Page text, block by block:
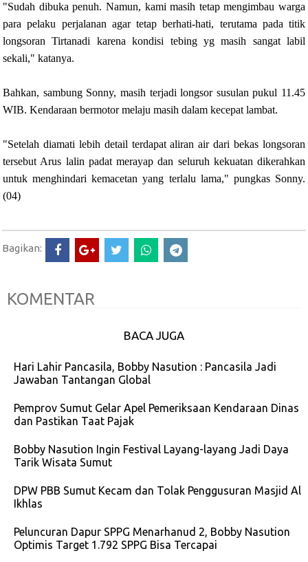
"Sudah dibuka penuh. Namun, kami masih tetap mengimbau warga
para pelaku perjalanan agar tetap berhati-hati, terutama pada titik
longsoran Tirtanadi karena kondisi tebing yg masih sangat labil
sekali," katanya.
Bahkan, sambung Sonny, masih terjadi longsor susulan pukul 11.45
WIB. Kendaraan bermotor melaju masih dalam kecepat lambat.
"Setelah diamati lebih detail terdapat aliran air dari bekas longsoran
tersebut Arus lalin padat merayap dan seluruh kekuatan dikerahkan
untuk menghindari kemacetan yang terlalu lama," pungkas Sonny.
(04)
Bagikan:
KOMENTAR
BACA JUGA
Hari Lahir Pancasila, Bobby Nasution : Pancasila Jadi
Jawaban Tantangan Global
Pemprov Sumut Gelar Apel Pemeriksaan Kendaraan Dinas
dan Pastikan Taat Pajak
Bobby Nasution Ingin Festival Layang-layang Jadi Daya
Tarik Wisata Sumut
DPW PBB Sumut Kecam dan Tolak Penggusuran Masjid Al
Ikhlas
Peluncuran Dapur SPPG Menarhanud 2, Bobby Nasution
Optimis Target 1.792 SPPG Bisa Tercapai